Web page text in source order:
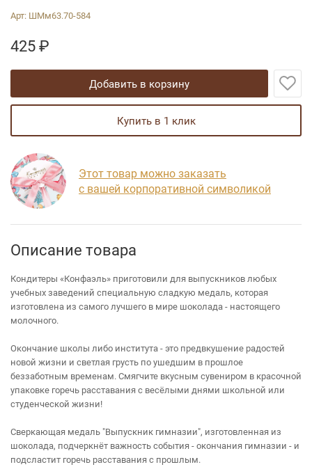
Арт: ШМм63.70-584
425₽
добавить в корзину
купить в 1 клик
Этот товар можно заказать
с вашей корпоративной символикой
Описание товара
Кондитеры «Конфаэль» приготовили для выпускников любых
учебных заведений специальную сладкую медаль, которая
изготовлена из самого лучшего в мире шоколада - настоящего
молочного.
Окончание школы либо института - это предвкушение радостей
новой жизни и светлая грусть по ушедшим в прошлое
беззаботным временам. Смягчите вкусным сувениром в красочной
упаковке горечь расставания с весёлыми днями школьной или
студенческой жизни!
Сверкающая медаль "Выпускник гимназии", изготовленная из
шоколада, подчеркнёт важность события - окончания гимназии - и
подсластит горечь расставания с прошлым.